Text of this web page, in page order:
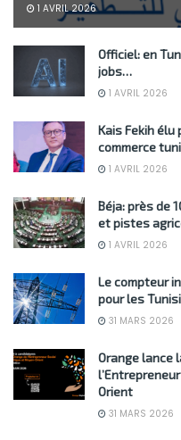
1 AVRIL 2026
Officiel: en
jobs…
1 AVRIL 2026
Kais Fekih élu
commerce
1 AVRIL 2026
Béja: près de
et pistes
1 AVRIL 2026
Le compteur
pour les
31 MARS 2026
Orange lance
Orient
31 MARS 2026